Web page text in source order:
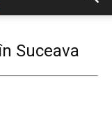
Suceava